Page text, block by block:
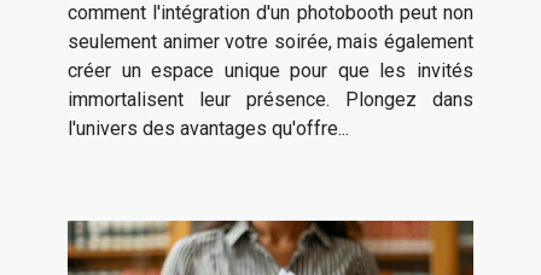
comment l'intégration d'un photobooth peut non
seulement animer votre soirée, mais également
créer un espace unique pour que les invités
immortalisent leur présence. Plongez dans
l'univers des avantages qu'offre...